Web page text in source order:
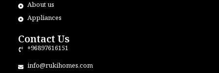
About us
Appliances
Contact Us
+96897616151
info@rukihomes.com